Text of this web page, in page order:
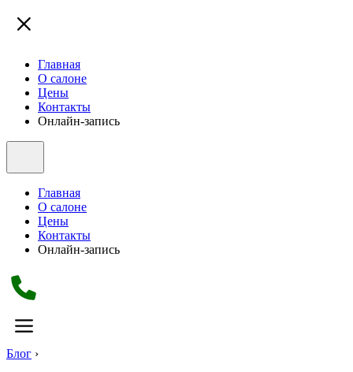
Главная
О салоне
Цены
Контакты
Онлайн-запись
Главная
О салоне
Цены
Контакты
Онлайн-запись
Блог ›